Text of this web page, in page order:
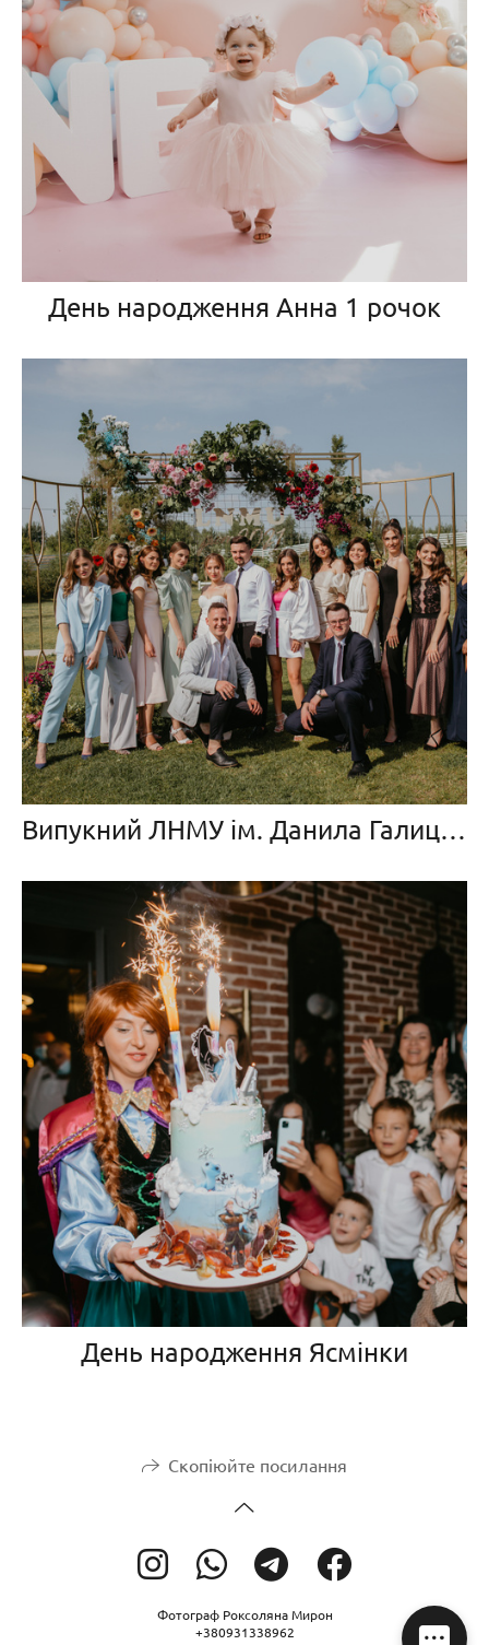
День народження Анна 1 рочок
Випукний ЛНМУ ім. Данила Галицького
День народження Ясмінки
Скопіюйте посилання
Фотограф Роксоляна Мирон
+380931338962